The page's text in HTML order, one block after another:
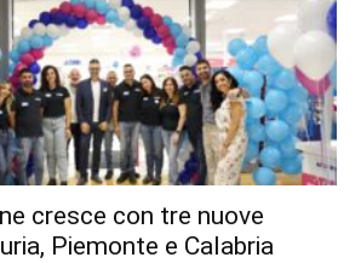
cresce con tre nuove
Piemonte e Calabria